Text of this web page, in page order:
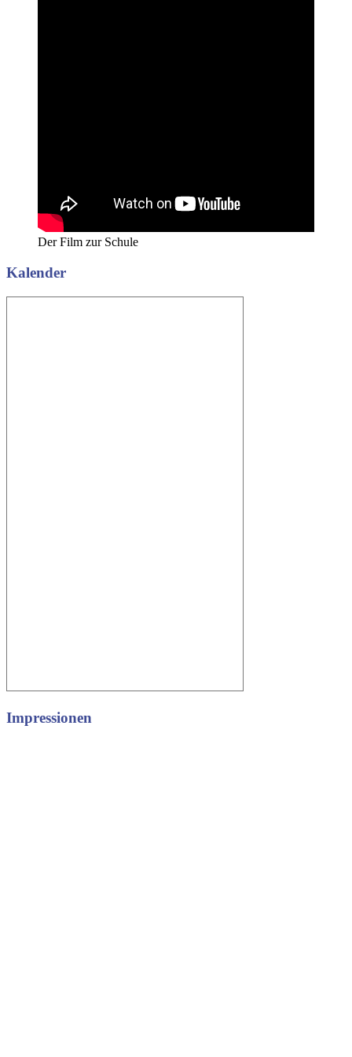
Der Film zur Schule
Kalender
Impressionen